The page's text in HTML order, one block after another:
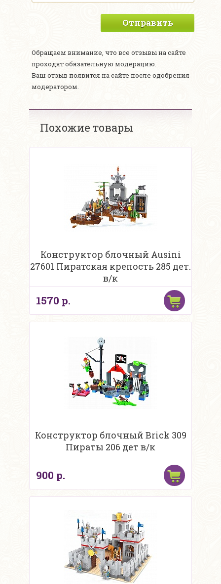
Отправить
Обращаем внимание, что все отзывы на сайте
проходят обязательную модерацию.
Ваш отзыв появится на сайте после одобрения
модератором.
Похожие товары
Конструктор блочный Ausini
27601 Пиратская крепость 285 дет.
в/к
1570 р.
Конструктор блочный Brick 309
Пираты 206 дет в/к
900 р.